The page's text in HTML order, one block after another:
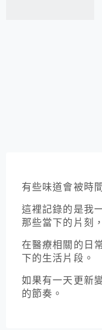
有些味道會被時
這裡記錄的是我
那些當下的片刻
在醫療相關的日
下的生活片段。
如果有一天更新
的節奏。